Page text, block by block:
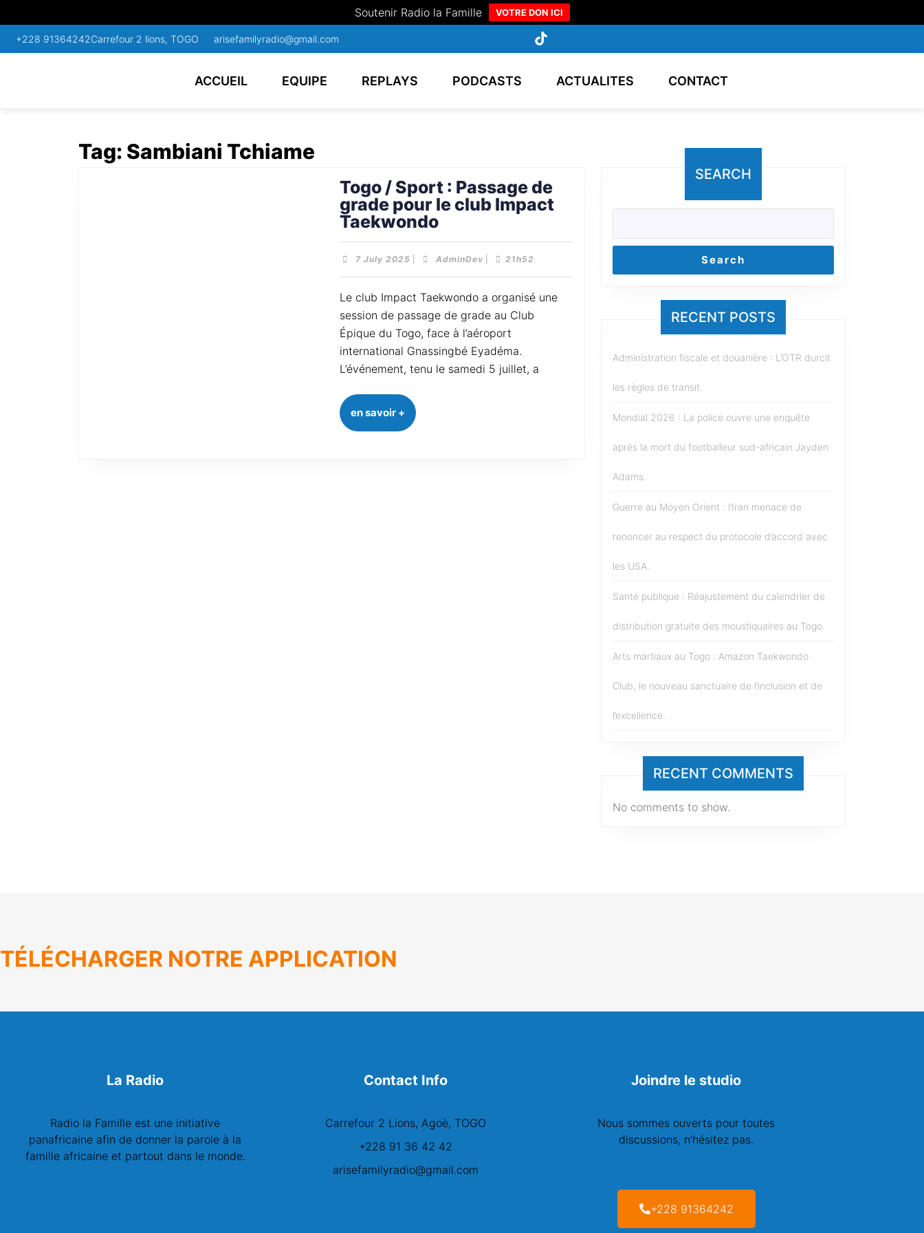
Soutenir Radio la Famille VOTRE DON ICI
+228 91364242Carrefour 2 lions, TOGO arisefamilyradio@gmail.com
ACCUEIL EQUIPE REPLAYS PODCASTS ACTUALITES CONTACT
Tag: Sambiani Tchiame
Togo / Sport : Passage de
grade pour le club Impact
Taekwondo
7 July 2025 AdminDev 21h52
Le club Impact Taekwondo a organisé une
session de passage de grade au Club
Épique du Togo, face à l’aéroport
international Gnassingbé Eyadéma.
L’événement, tenu le samedi 5 juillet, a
en savoir +
SEARCH
Search
RECENT POSTS
Administration fiscale et douanière : L’OTR durcit
les règles de transit.
Mondial 2026 : La police ouvre une enquête
après la mort du footballeur sud-africain Jayden
Adams.
Guerre au Moyen Orient : l’Iran menace de
renoncer au respect du protocole d’accord avec
les USA.
Santé publique : Réajustement du calendrier de
distribution gratuite des moustiquaires au Togo.
Arts martiaux au Togo : Amazon Taekwondo
Club, le nouveau sanctuaire de l’inclusion et de
l’excellence.
RECENT COMMENTS
No comments to show.
TÉLÉCHARGER NOTRE APPLICATION
La Radio
Radio la Famille est une initiative
panafricaine afin de donner la parole à la
famille africaine et partout dans le monde.
Contact Info
Carrefour 2 Lions, Agoè, TOGO
+228 91 36 42 42
arisefamilyradio@gmail.com
Joindre le studio
Nous sommes ouverts pour toutes
discussions, n’hésitez pas.
+228 91364242